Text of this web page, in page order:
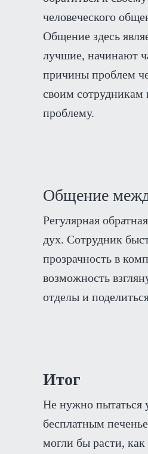
человеческого
Общение здесь
лучшие, начинают
причины проблем
своим сотрудникам
проблему.
Общение
Регулярная
дух. Сотрудник
прозрачность в
возможность
отделы и
Итог
Не нужно пытаться
бесплатным
могли бы расти,